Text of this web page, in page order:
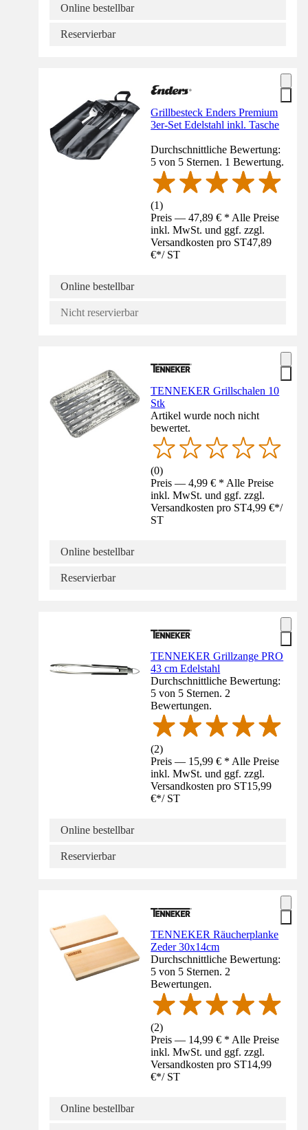
Online bestellbar
Reservierbar
Grillbesteck Enders Premium
3er-Set Edelstahl inkl. Tasche
Durchschnittliche Bewertung:
5 von 5 Sternen. 1 Bewertung.
(1)
Preis — 47,89 € * Alle Preise
inkl. MwSt. und ggf. zzgl.
Versandkosten pro ST47,89
€*/ ST
Online bestellbar
Nicht reservierbar
TENNEKER Grillschalen 10
Stk
Artikel wurde noch nicht
bewertet.
(0)
Preis — 4,99 € * Alle Preise
inkl. MwSt. und ggf. zzgl.
Versandkosten pro ST4,99 €*/
ST
Online bestellbar
Reservierbar
TENNEKER Grillzange PRO
43 cm Edelstahl
Durchschnittliche Bewertung:
5 von 5 Sternen. 2
Bewertungen.
(2)
Preis — 15,99 € * Alle Preise
inkl. MwSt. und ggf. zzgl.
Versandkosten pro ST15,99
€*/ ST
Online bestellbar
Reservierbar
TENNEKER Räucherplanke
Zeder 30x14cm
Durchschnittliche Bewertung:
5 von 5 Sternen. 2
Bewertungen.
(2)
Preis — 14,99 € * Alle Preise
inkl. MwSt. und ggf. zzgl.
Versandkosten pro ST14,99
€*/ ST
Online bestellbar